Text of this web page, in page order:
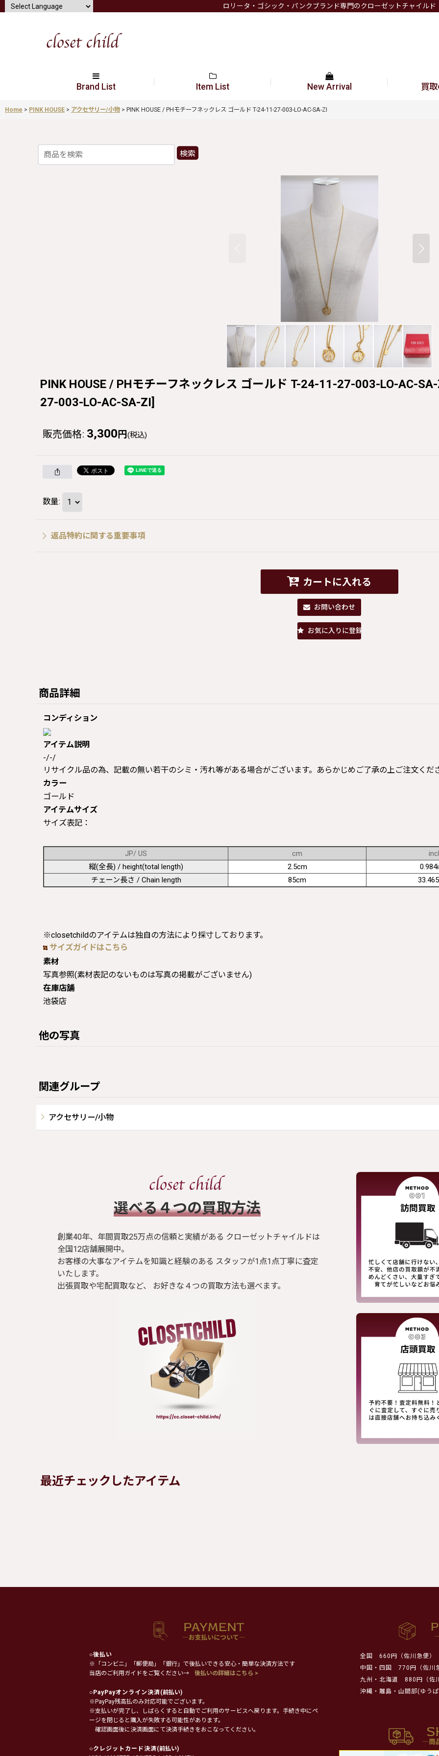
ロリータ・ゴシック・パンクブランド専門のクローゼットチャイルド
Brand List Item List New Arrival 買
Home > PINK HOUSE > アクセサリー/小物 > PINK HOUSE / PHモチーフネックレス ゴールド T-24-11-27-003-LO-AC-SA-ZI
検索
PINK HOUSE / PHモチーフネックレス ゴールド T-24-11-27-003-LO-AC-
27-003-LO-AC-SA-ZI]
販売価格: 3,300 円 (税込)
数量:
返品特約に関する重要事項
カートに入れる
お問い合わせ
お気に入りに登録
商品詳細
コンディション
アイテム説明
-/-/
リサイクル品の為、記載の無い若干のシミ・汚れ等がある場合がございます。あらかじめご了承の上ご注文くだ
カラー
ゴールド
アイテムサイズ
サイズ表記：
JP/ US cm
縦(全長) / height(total length)
2.5cm
チェーン長さ / Chain length
85cm
※closetchildのアイテムは独自の方法により採寸しております。
サイズガイドはこちら
素材
写真参照(素材表記のないものは写真の掲載がございません)
在庫店舗
池袋店
他の写真
関連グループ
アクセサリー/小物
​選べる４つの買取方法
創業40年、年間買取25万点の信頼と実績がある クローゼットチャイルドは
全国12店舗展開中。
お客様の大事なアイテムを知識と経験のある スタッフが1点1点丁寧に査定
いたします。
出張買取や宅配買取など、 お好きな４つの買取方法も選べます。
最近チェックしたアイテム
○後払い
※「コンビニ」「郵便局」「銀行」で後払いできる安心・簡単な決済方法です
当店のご利用ガイドをご覧ください→
後払いの詳細はこちら >
○PayPayオンライン決済(前払い)
※PayPay残高払のみ対応可能でございます。
※支払いが完了し、しばらくすると自動でご利用のサービスへ戻ります。手続き中にペ
ージを閉じると購入が失敗する可能性があります。
確認画面後に決済画面にて決済手続きをおこなってください。
○クレジットカード決済(前払い)
全国
660円（佐川急便）
中国・四国
770円（佐川
九州・北海道
880円（佐
沖縄・離島・山間部(ゆう